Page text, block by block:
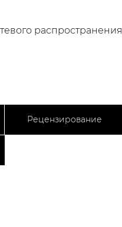
распространения
Рецензирование